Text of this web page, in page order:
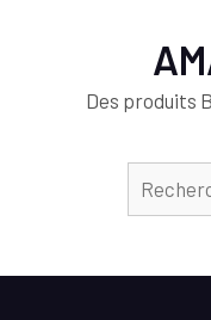
Des produits